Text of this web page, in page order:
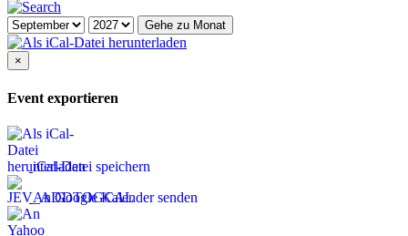
Gehe zu Monat
×
Event exportieren
iCal-Datei speichern
An Google Kalender senden